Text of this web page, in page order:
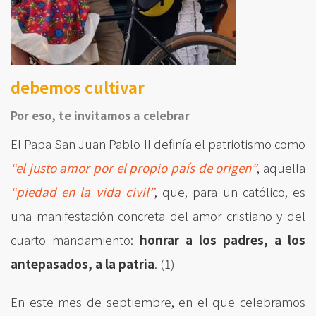
debemos cultivar
Por eso, te invitamos a celebrar
El Papa San Juan Pablo II definía el patriotismo como
“el justo amor por el propio país de origen”, aquella
“piedad en la vida civil”, que, para un católico, es
una manifestación concreta del amor cristiano y del
cuarto mandamiento: honrar a los padres, a los
antepasados, a la patria. (1)
En este mes de septiembre, en el que celebramos